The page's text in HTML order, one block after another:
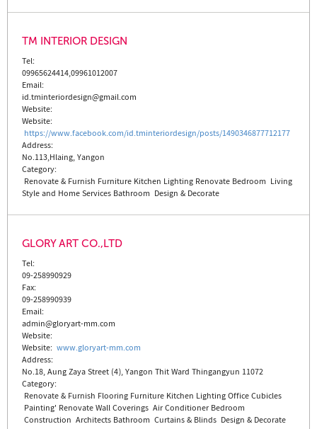
TM INTERIOR DESIGN
Tel:
09965624414,09961012007
Email:
id.tminteriordesign@gmail.com
Website:
Website:
https://www.facebook.com/id.tminteriordesign/posts/1490346877712177
Address:
No.113,Hlaing, Yangon
Category:
Renovate & Furnish FurnitureKitchen LightingRenovateBedroom Living
Style and Home ServicesBathroom Design & Decorate
GLORY ART CO.,LTD
Tel:
09-258990929
Fax:
09-258990939
Email:
admin@gloryart-mm.com
Website:
Website: www.gloryart-mm.com
Address:
No.18, Aung Zaya Street (4), Yangon Thit Ward Thingangyun 11072
Category:
Renovate & Furnish FlooringFurnitureKitchen LightingOffice Cubicles
Painting' RenovateWall Coverings Air ConditionerBedroom
Construction ArchitectsBathroom Curtains & Blinds Design & Decorate